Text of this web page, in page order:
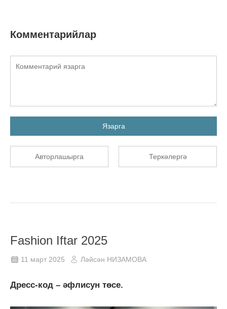
Комментарийлар
Язарга
Авторлашырга Теркәлергә
Fashion Iftar 2025
11 март 2025 Ләйсән НИЗАМОВА
Дресс-код – әфлисун төсе.